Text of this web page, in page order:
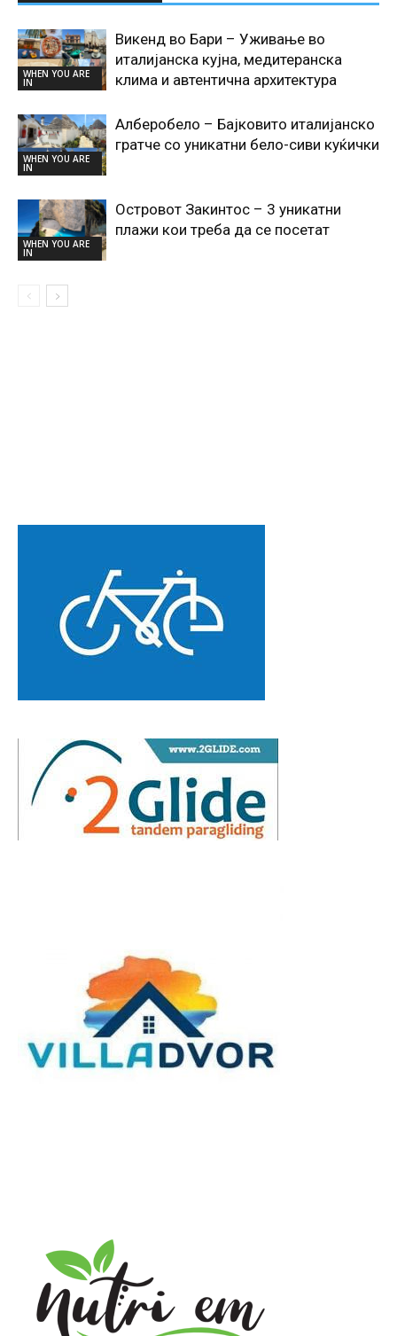
WHEN YOU ARE
IN
Викенд во Бари – Уживање во
италијанска кујна, медитеранска
клима и автентична архитектура
WHEN YOU ARE
IN
Алберобело – Бајковито италијанско
гратче со уникатни бело-сиви куќички
WHEN YOU ARE
IN
Островот Закинтос – 3 уникатни
плажи кои треба да се посетат